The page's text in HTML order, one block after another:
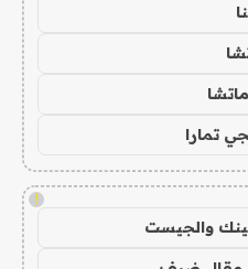
تمارا
!
والجيست